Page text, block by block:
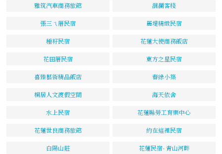
雅筑汽車商務旅館 洄瀾客棧
張三ㄟ厝民宿 麗堤精緻民宿
種籽民宿 花蓮大使商務飯店
花田厝民宿 東方之星民宿
喜臻藝術精品飯店 春綠小築
桐居人文渡假空間 海天依舍
水上民宿 花蓮縣勞工育樂中心
花蓮世良商務旅館 約在這裡民宿
白陽山莊 花蓮民宿- 青山河畔